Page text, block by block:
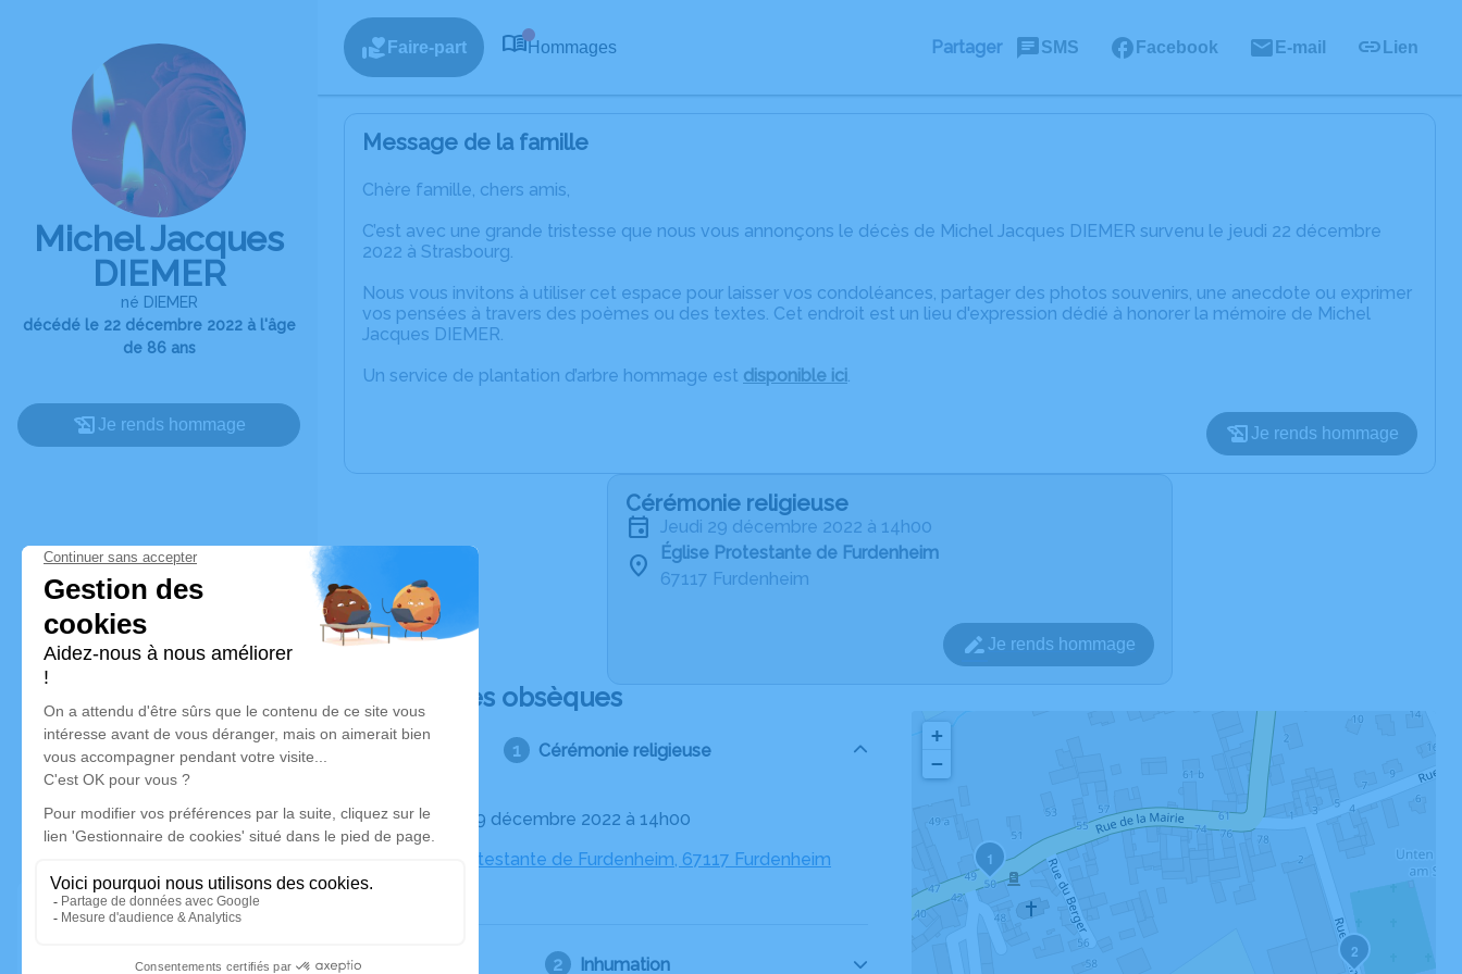
Michel Jacques
DIEMER
né DIEMER
décédé le 22 décembre 2022 à l'âge
de 86 ans
Je rends hommage
Faire-part Hommages Partager SMS Facebook E-mail Lien
Message de la famille
Chère famille, chers amis,
C’est avec une grande tristesse que nous vous annonçons le décès de Michel Jacques DIEMER survenu le jeudi 22 décembre
2022 à Strasbourg.
Nous vous invitons à utiliser cet espace pour laisser vos condoléances, partager des photos souvenirs, une anecdote ou exprimer
vos pensées à travers des poèmes ou des textes. Cet endroit est un lieu d'expression dédié à honorer la mémoire de Michel
Jacques DIEMER.
Un service de plantation d’arbre hommage est disponible ici.
Je rends hommage
Cérémonie religieuse
jeudi 29 décembre 2022 à 14h00
Église Protestante de Furdenheim
67117 Furdenheim
Je rends hommage
Déroulé des obsèques
Cérémonie religieuse
Le jeudi 29 décembre 2022 à 14h00
Église Protestante de Furdenheim, 67117 Furdenheim
Inhumation
1
2
+
−